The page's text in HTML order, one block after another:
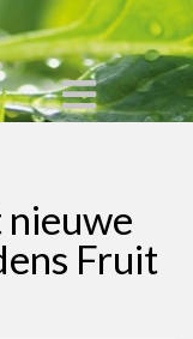
Fruit